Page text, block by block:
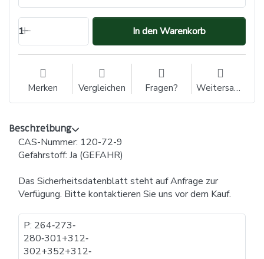
1 In den Warenkorb
Merken Vergleichen Fragen? Weitersagen
Beschreibung
CAS-Nummer: 120-72-9
Gefahrstoff: Ja (GEFAHR)
Das Sicherheitsdatenblatt steht auf Anfrage zur
Verfügung. Bitte kontaktieren Sie uns vor dem Kauf.
P: 264​‐​273​‐​
280​‐​301+312​‐​
302+352+312​‐​